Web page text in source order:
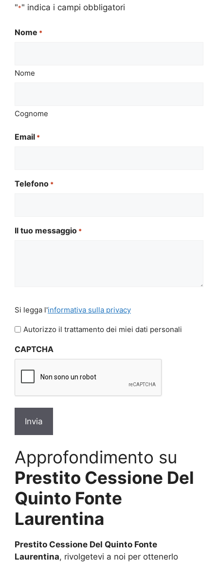
"*" indica i campi obbligatori
Nome *
Nome
Cognome
Email *
Telefono *
Il tuo messaggio *
legga
l'informativa
privacy
Si legga l'informativa sulla privacy
Autorizzo il trattamento dei miei dati personali
CAPTCHA
Approfondimento su
Prestito Cessione Del
Quinto Fonte
Laurentina
Prestito Cessione Del Quinto Fonte
Laurentina, rivolgetevi a noi per ottenerlo